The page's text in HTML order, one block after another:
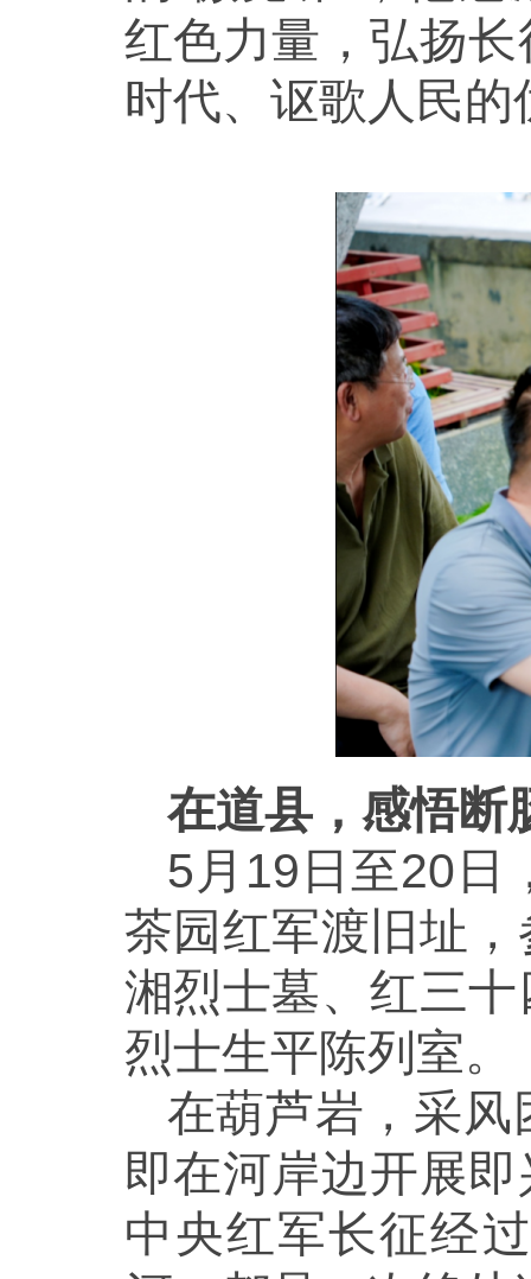
红色力量，弘扬
时代、讴歌人民
在道县，感悟断
5月19日至20日
茶园红军渡旧址
湘烈士墓、红三
烈士生平陈列室。
在葫芦岩，采
即在河岸边开展
中央红军长征经